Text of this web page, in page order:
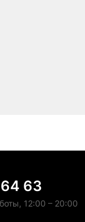
63
12:00 – 20:00